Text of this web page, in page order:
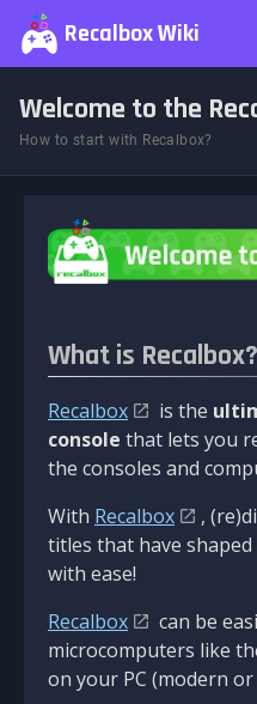
Recalbox Wiki
Welcome to the
How to start with Recalbox?
What is Recalbox?
Recalbox is the
console that lets you
the consoles and
With Recalbox
,
titles that have
with ease!
Recalbox
can be
microcomputers like
on your PC (modern